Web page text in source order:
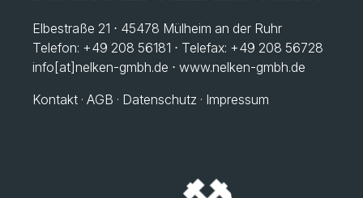
Elbestraße 21 ⋅ 45478 Mülheim an der Ruhr
Telefon: +49 208 56181 ⋅ Telefax: +49 208 56728
info[at]nelken-gmbh.de ⋅ www.nelken-gmbh.de
Kontakt · AGB · Datenschutz · Impressum